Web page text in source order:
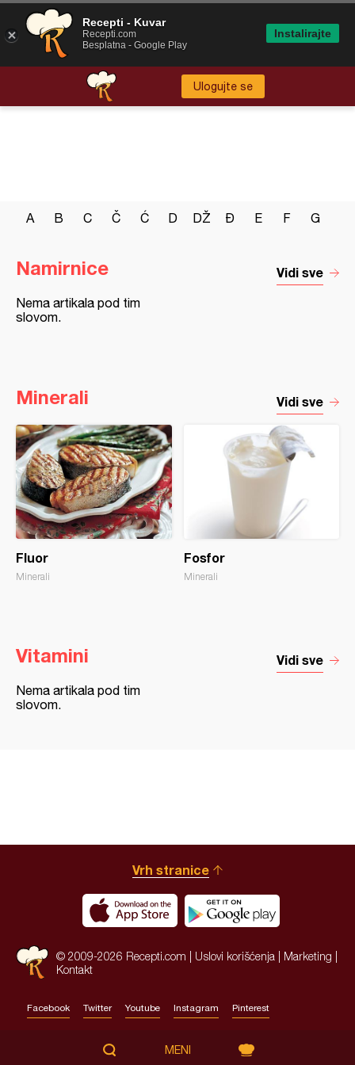
Ulogujte se
A B C Č Ć D DŽ Đ E F G
Vidi sve
Namirnice
Nema artikala pod tim
slovom.
Vidi sve
Minerali
Fluor
Minerali
Fosfor
Minerali
Vidi sve
Vitamini
Nema artikala pod tim
slovom.
Vrh stranice
© 2009-2026 Recepti.com | Uslovi korišćenja Marketing
Kontakt
Facebook Twitter Youtube Instagram Pinterest
Recepti - Kuvar
Recepti.com
Besplatna - Google Play
Instalirajte